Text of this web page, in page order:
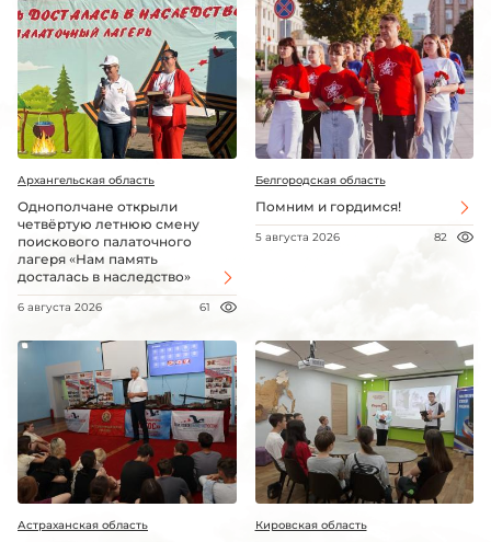
Архангельская область
Однополчане открыли
четвёртую летнюю смену
поискового палаточного
лагеря «Нам память
досталась в наследство»
6 августа 2026 61
Белгородская область
Помним и гордимся!
5 августа 2026 82
Астраханская область Кировская область